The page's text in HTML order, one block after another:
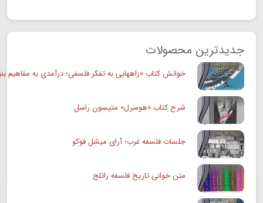
جدیدترین محصولات
خوانش کتاب «راههایی به تفکر فلسفی؛ درآمدی به مفاهیم
شرح کتاب «هوسرل» متیسون راسل
جلسات فلسفه غرب؛ آرای میشل فوکو
متن خوانی تاریخ فلسفه راتلج